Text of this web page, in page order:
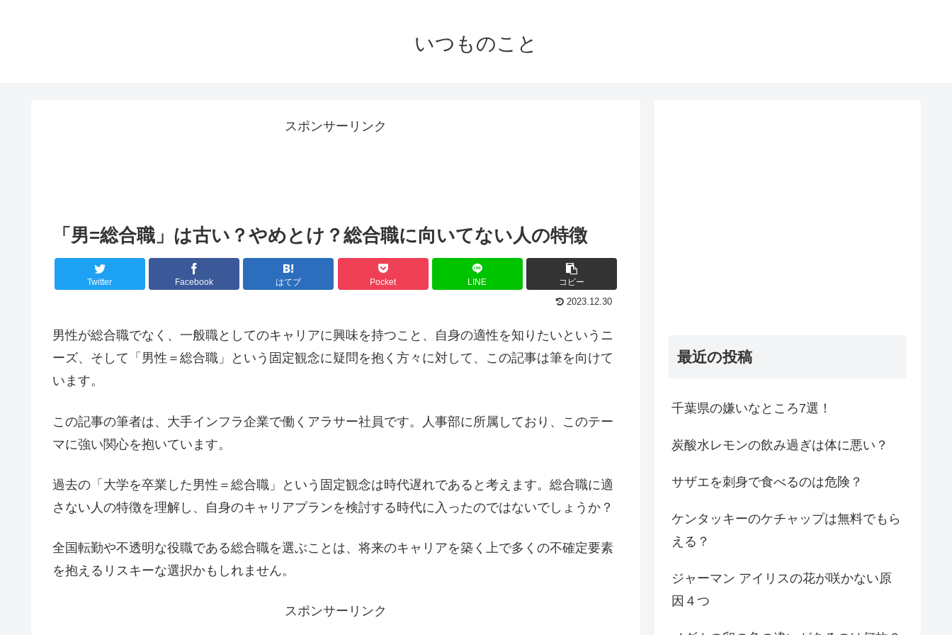
いつものこと
スポンサーリンク
「男=総合職」は古い？やめとけ？総合職に向いてない人の特徴
Twitter Facebook はてブ Pocket LINE コピー
2023.12.30
男性が総合職でなく、一般職としてのキャリアに興味を持つこと、自身の適性を知りたいというニ
ーズ、そして「男性＝総合職」という固定観念に疑問を抱く方々に対して、この記事は筆を向けて
います。
この記事の筆者は、大手インフラ企業で働くアラサー社員です。人事部に所属しており、このテー
マに強い関心を抱いています。
過去の「大学を卒業した男性＝総合職」という固定観念は時代遅れであると考えます。総合職に適
さない人の特徴を理解し、自身のキャリアプランを検討する時代に入ったのではないでしょうか？
全国転勤や不透明な役職である総合職を選ぶことは、将来のキャリアを築く上で多くの不確定要素
を抱えるリスキーな選択かもしれません。
スポンサーリンク
最近の投稿
千葉県の嫌いなところ7選！
炭酸水レモンの飲み過ぎは体に悪い？
サザエを刺身で食べるのは危険？
ケンタッキーのケチャップは無料でもら
える？
ジャーマン アイリスの花が咲かない原
因４つ